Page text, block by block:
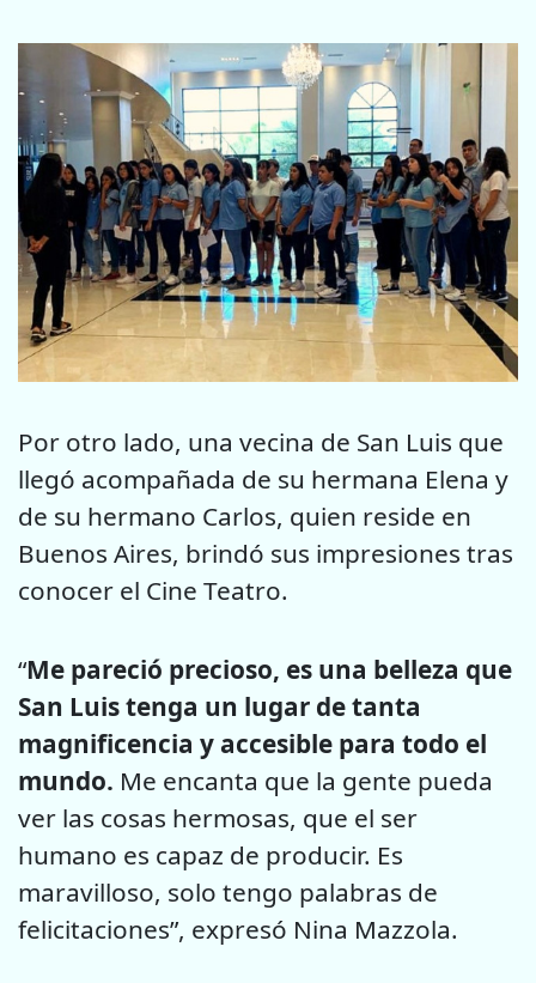
Por otro lado, una vecina de San Luis que
llegó acompañada de su hermana Elena y
de su hermano Carlos, quien reside en
Buenos Aires, brindó sus impresiones tras
conocer el Cine Teatro.
“Me pareció precioso, es una belleza que
San Luis tenga un lugar de tanta
magnificencia y accesible para todo el
mundo. Me encanta que la gente pueda
ver las cosas hermosas, que el ser
humano es capaz de producir. Es
maravilloso, solo tengo palabras de
felicitaciones”, expresó Nina Mazzola.